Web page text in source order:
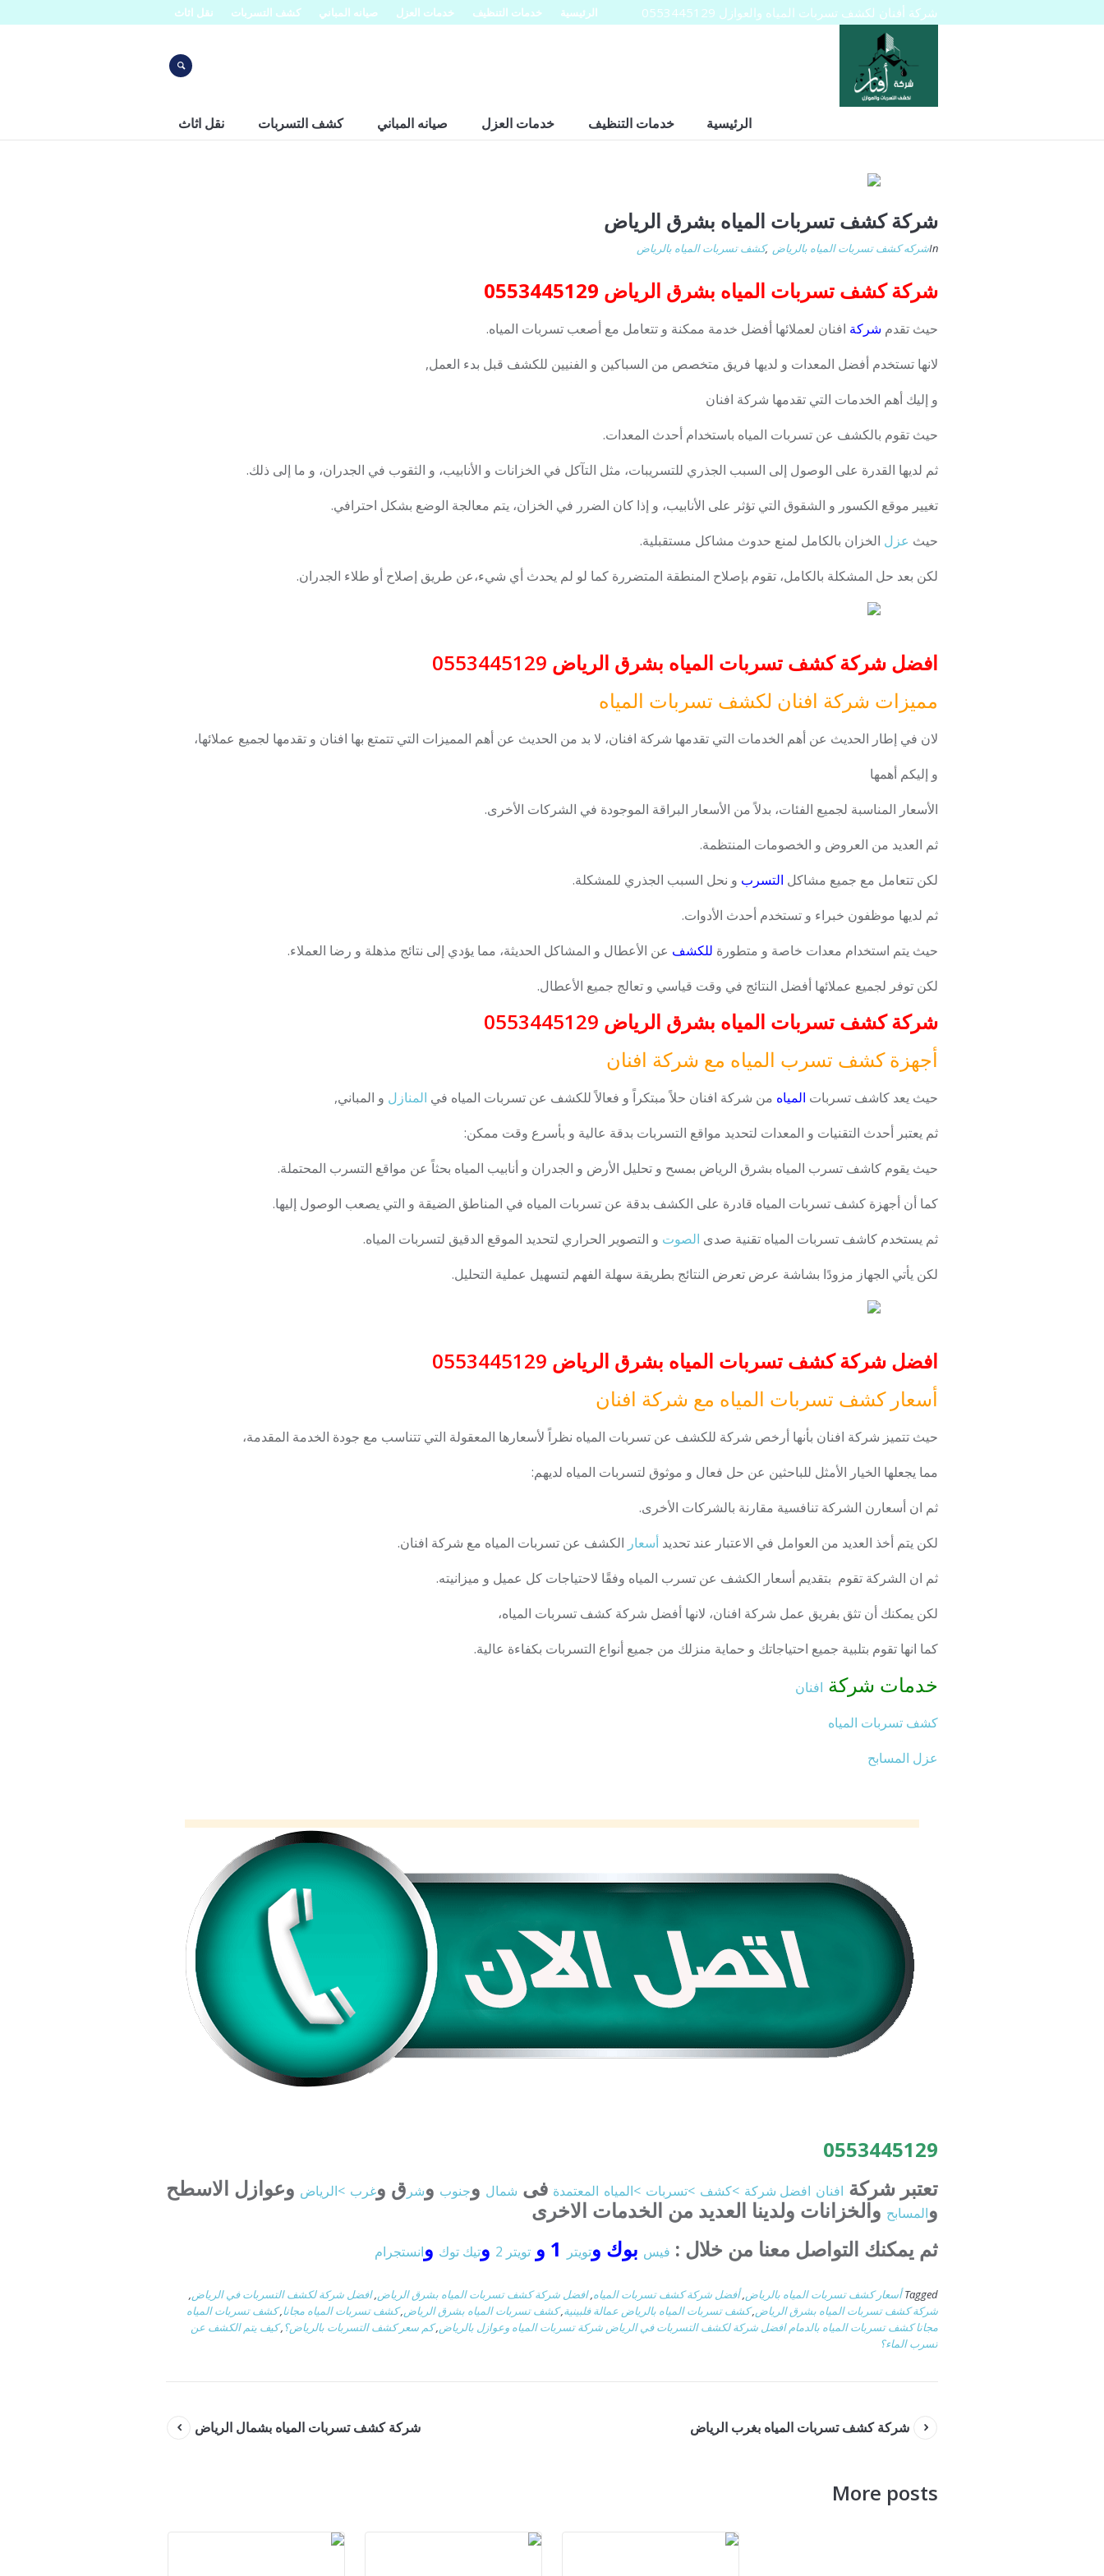
الرئيسية خدمات التنظيف خدمات العزل صيانه المباني كشف التسربات نقل اثاث شركة أفنان لكشف تسربات المياه والعوازل 0553445129
الرئيسية خدمات التنظيف خدمات العزل صيانه المباني كشف التسربات نقل اثاث
شركة كشف تسربات المياه بشرق الرياض
Inشركه كشف تسربات المياه بالرياض ,كشف تسربات المياه بالرياض
شركة كشف تسربات المياه بشرق الرياض 0553445129
حيث تقدم شركة افنان لعملائها أفضل خدمة ممكنة و تتعامل مع أصعب تسربات المياه.
لانها تستخدم أفضل المعدات و لديها فريق متخصص من السباكين و الفنيين للكشف قبل بدء العمل,
و إليك أهم الخدمات التي تقدمها شركة افنان
حيث تقوم بالكشف عن تسربات المياه باستخدام أحدث المعدات.
ثم لديها القدرة على الوصول إلى السبب الجذري للتسريبات، مثل التآكل في الخزانات و الأنابيب، و الثقوب في الجدران، و ما إلى ذلك.
تغيير موقع الكسور و الشقوق التي تؤثر على الأنابيب، و إذا كان الضرر في الخزان، يتم معالجة الوضع بشكل احترافي.
حيث عزل الخزان بالكامل لمنع حدوث مشاكل مستقبلية.
لكن بعد حل المشكلة بالكامل، تقوم بإصلاح المنطقة المتضررة كما لو لم يحدث أي شيء،عن طريق إصلاح أو طلاء الجدران.
افضل شركة كشف تسربات المياه بشرق الرياض 0553445129
مميزات شركة افنان لكشف تسربات المياه
لان في إطار الحديث عن أهم الخدمات التي تقدمها شركة افنان، لا بد من الحديث عن أهم المميزات التي تتمتع بها افنان و تقدمها لجميع عملائها،
و إليكم أهمها
الأسعار المناسبة لجميع الفئات، بدلاً من الأسعار البراقة الموجودة في الشركات الأخرى.
ثم العديد من العروض و الخصومات المنتظمة.
لكن تتعامل مع جميع مشاكل التسرب و نحل السبب الجذري للمشكلة.
ثم لديها موظفون خبراء و تستخدم أحدث الأدوات.
حيث يتم استخدام معدات خاصة و متطورة للكشف عن الأعطال و المشاكل الحديثة، مما يؤدي إلى نتائج مذهلة و رضا العملاء.
لكن توفر لجميع عملائها أفضل النتائج في وقت قياسي و تعالج جميع الأعطال.
شركة كشف تسربات المياه بشرق الرياض 0553445129
أجهزة كشف تسرب المياه مع شركة افنان
حيث يعد كاشف تسربات المياه من شركة افنان حلاً مبتكراً و فعالاً للكشف عن تسربات المياه في المنازل و المباني,
ثم يعتبر أحدث التقنيات و المعدات لتحديد مواقع التسربات بدقة عالية و بأسرع وقت ممكن:
حيث يقوم كاشف تسرب المياه بشرق الرياض بمسح و تحليل الأرض و الجدران و أنابيب المياه بحثاً عن مواقع التسرب المحتملة.
كما أن أجهزة كشف تسربات المياه قادرة على الكشف بدقة عن تسربات المياه في المناطق الضيقة و التي يصعب الوصول إليها.
ثم يستخدم كاشف تسربات المياه تقنية صدى الصوت و التصوير الحراري لتحديد الموقع الدقيق لتسربات المياه.
لكن يأتي الجهاز مزودًا بشاشة عرض تعرض النتائج بطريقة سهلة الفهم لتسهيل عملية التحليل.
افضل شركة كشف تسربات المياه بشرق الرياض 0553445129
أسعار كشف تسربات المياه مع شركة افنان
حيث تتميز شركة افنان بأنها أرخص شركة للكشف عن تسربات المياه نظراً لأسعارها المعقولة التي تتناسب مع جودة الخدمة المقدمة،
مما يجعلها الخيار الأمثل للباحثين عن حل فعال و موثوق لتسربات المياه لديهم:
ثم ان أسعارن الشركة تنافسية مقارنة بالشركات الأخرى.
لكن يتم أخذ العديد من العوامل في الاعتبار عند تحديد أسعار الكشف عن تسربات المياه مع شركة افنان.
ثم ان الشركة تقوم بتقديم أسعار الكشف عن تسرب المياه وفقًا لاحتياجات كل عميل و ميزانيته.
لكن يمكنك أن تثق بفريق عمل شركة افنان، لانها أفضل شركة كشف تسربات المياه،
كما انها تقوم بتلبية جميع احتياجاتك و حماية منزلك من جميع أنواع التسربات بكفاءة عالية.
خدمات شركة افنان
كشف تسربات المياه
عزل المسابح
0553445129
تعتبر شركة افنان افضل شركة >كشف >تسربات >المياه المعتمدة فى شمال وجنوب وشر ق وغرب >الرياض وعوازل الاسطح
والمسابح والخزانات ولدينا العديد من الخدمات الاخرى
ثم يمكنك التواصل معنا من خلال : فيس بوك وتويتر تويتر 2 وتيك توك وانستجرام
Tagged أسعار كشف تسربات المياه بالرياض,أفضل شركة كشف تسربات المياه,افضل شركة كشف تسربات المياه بشرق الرياض,افضل شركة لكشف التسربات في الرياض,
شركة كشف تسربات المياه بشرق الرياض,كشف تسربات المياه بالرياض عمالة فلبينية,كشف تسربات المياه بشرق الرياض,كشف تسربات المياه مجانا,كشف تسربات المياه
مجانا كشف تسربات المياه بالدمام افضل شركة لكشف التسربات في الرياض شركة تسربات المياه وعوازل بالرياض,كم سعر كشف التسربات بالرياض؟,كيف يتم الكشف عن
تسرب الماء؟
شركة كشف تسربات المياه بشمال الرياض شركة كشف تسربات المياه بغرب الرياض
More posts